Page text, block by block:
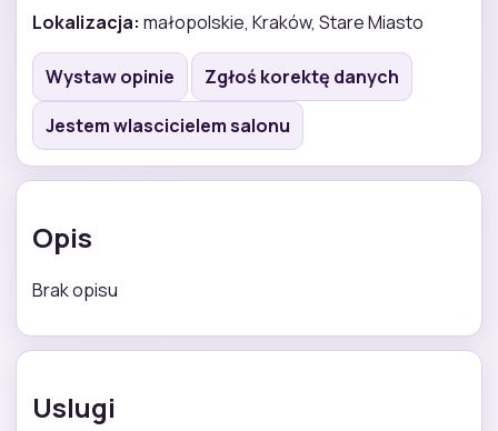
Lokalizacja: małopolskie, Kraków, Stare Miasto
Wystaw opinie
Zgłoś korektę danych
Jestem wlascicielem salonu
Opis
Brak opisu
Uslugi